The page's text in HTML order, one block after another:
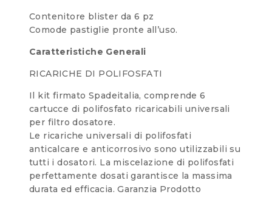
Contenitore blister da 6 pz
Comode pastiglie pronte all’uso.
Caratteristiche Generali
RICARICHE DI POLIFOSFATI
Il kit firmato Spadeitalia, comprende 6
cartucce di polifosfato ricaricabili universali
per filtro dosatore.
Le ricariche universali di polifosfati
anticalcare e anticorrosivo sono utilizzabili su
tutti i dosatori. La miscelazione di polifosfati
perfettamente dosati garantisce la massima
durata ed efficacia. Garanzia Prodotto